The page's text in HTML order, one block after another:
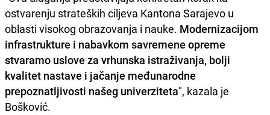
ostvarenju strateških ciljeva Kantona Sarajevo u
oblasti visokog obrazovanja i nauke. Modernizacijom
infrastrukture i nabavkom savremene opreme
stvaramo uslove za vrhunska istraživanja, bolji
kvalitet nastave i jačanje međunarodne
prepoznatljivosti našeg univerziteta", kazala je
Bošković.